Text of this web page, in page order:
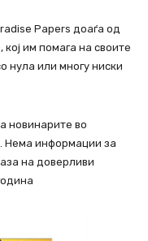
Papers доаѓа од
им помага на своите
нула или многу ниски
новинарите во
Нема информации за
на доверливи